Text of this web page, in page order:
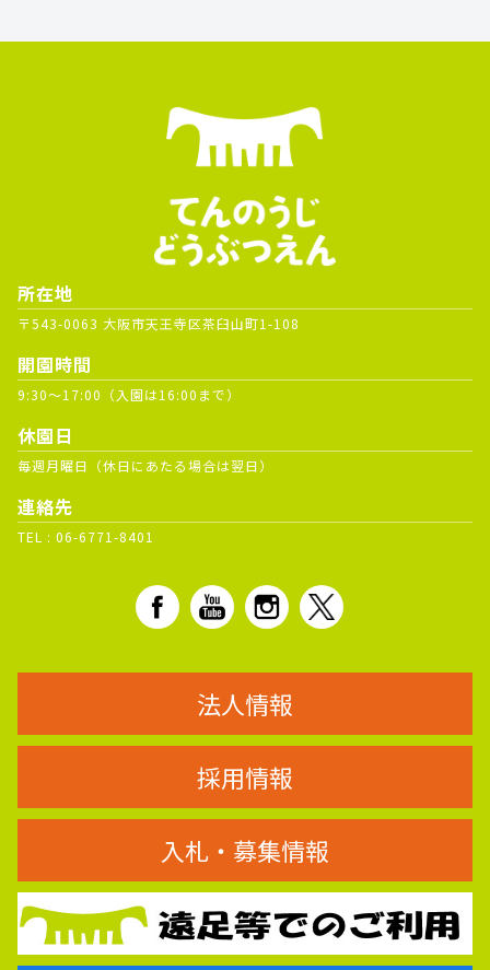
所在地
〒543-0063 大阪市天王寺区茶臼山町1-108
開園時間
9:30～17:00（入園は16:00まで）
休園日
毎週月曜日（休日にあたる場合は翌日）
連絡先
TEL : 06-6771-8401
法人情報
採用情報
入札・募集情報